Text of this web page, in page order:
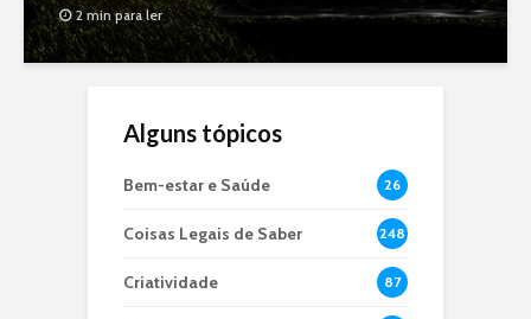
2 min para ler
Alguns tópicos
Bem-estar e Saúde 26
Coisas Legais de Saber 248
Criatividade 87